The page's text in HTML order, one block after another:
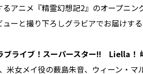
アニメ『精霊幻想記2』のオープニ
ーと撮り下ろしグラビアでお届けす
ライブ！スーパースター!! Liella！
米女メイ役の薮島朱音、ウィーン・